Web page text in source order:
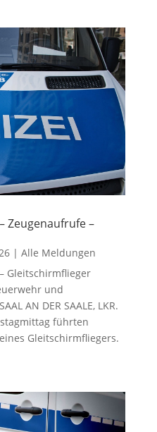
Zeugenaufrufe –
| Alle Meldungen
Gleitschirmflieger
und
AN DER SAALE, LKR.
führten
Gleitschirmfliegers.